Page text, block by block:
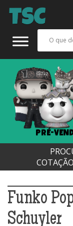
PRÉ-
COTAÇÃO
Funko
Schuyler